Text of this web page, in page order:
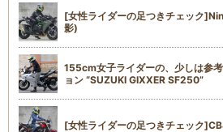
[女性ライダーの足つきチェック
影)
155cm女子ライダーの、少しは参
ョン “SUZUKI GIXXER SF250”
[女性ライダーの足つきチェック